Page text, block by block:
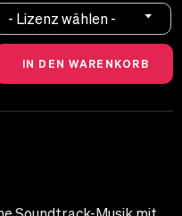
- Lizenz wählen -